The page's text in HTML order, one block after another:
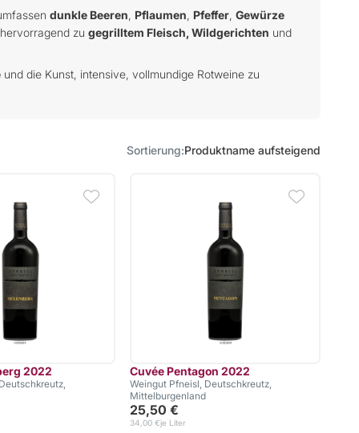
dunkle Beeren Pflaumen Pfeffer Gewürze
zu gegrilltem Fleisch, Wildgerichten und
und die Kunst, intensive, vollmundige Rotweine zu
Sortierung Produktname aufsteigend
2022 Cuvée Pentagon 2022
Weingut Pfneisl, Deutschkreutz,
Mittelburgenland
25,50 €
je Liter
34,00 €